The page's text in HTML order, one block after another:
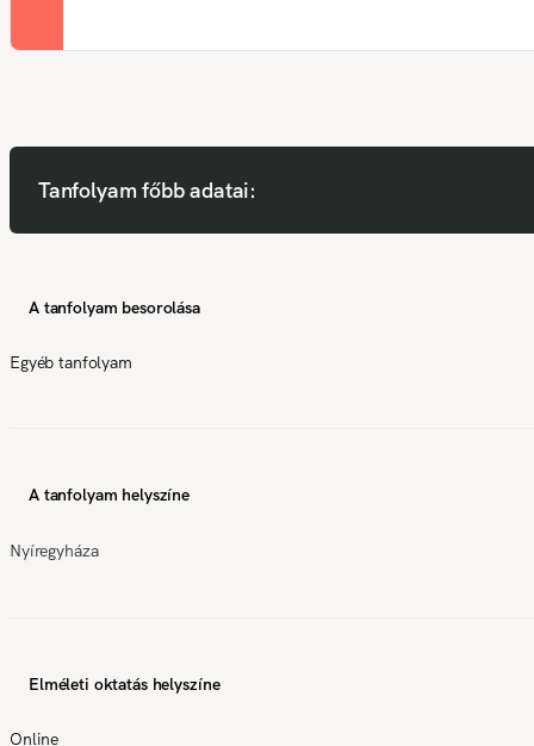
Tanfolyam főbb adatai:
A tanfolyam besorolása
Egyéb tanfolyam
A tanfolyam helyszíne
Nyíregyháza
Elméleti oktatás helyszíne
Online